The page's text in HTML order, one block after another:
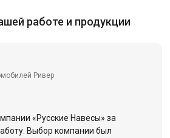
работе и продукции
Ривер
«Русские Навесы» за
Выбор компании был